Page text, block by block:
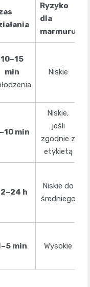
Ryzyko
dla
marmuru
10–15
min
Niskie
min
Niskie,
jeśli
zgodnie z
etykietą
h
Niskie do
średniego
min Wysokie